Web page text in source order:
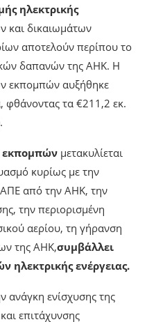
ΔΣ της
στρατηγικό θέμα.
ανέπτυξαν σημαντικό
σχετικές
σήμερα σαφής
ηλεκτρικής
και δικαιωμάτων
αποτελούν περίπου το
δαπανών της ΑΗΚ. Η
εκπομπών αυξήθηκε
φθάνοντας τα €211,2 εκ.
εκπομπώνμετακυλίεται
κυρίως με την
από την ΑΗΚ, την